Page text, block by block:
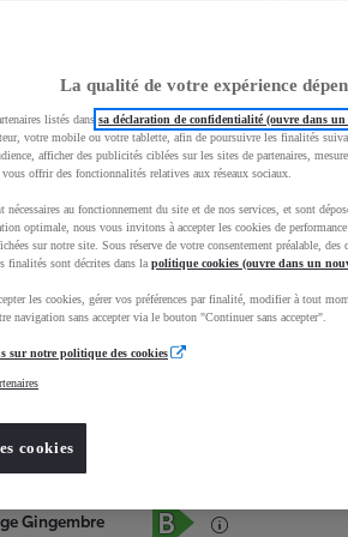
Services Concession
Occasions
Gingembre
La qualité de votre expérience
listés dans sa déclaration de confidentialité (ouvre dans
votre mobile ou votre tablette, afin de poursuivre les finalités
afficher des publicités ciblées sur les sites de partenaires,
offrir des fonctionnalités relatives aux réseaux sociaux.
nécessaires au fonctionnement du site et de nos services, et sont
optimale, nous vous invitons à accepter les cookies de
sur notre site. Sous réserve de votre consentement préalable,
finalités sont décrites dans la politique cookies (ouvre dans un
les cookies, gérer vos préférences par finalité, modifier à tout
navigation sans accepter via le bouton "Continuer sans accepter".
sur notre politique des cookies
cookies